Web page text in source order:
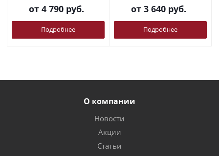
от 4 790 руб.
Подробнее
от 3 640 руб.
Подробнее
О компании
Новости
Акции
Статьи